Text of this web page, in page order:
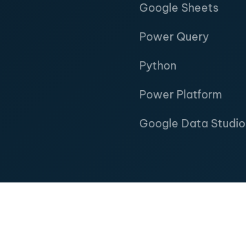
Google Sheets
Power Query
Python
Power Platform
Google Data Studio